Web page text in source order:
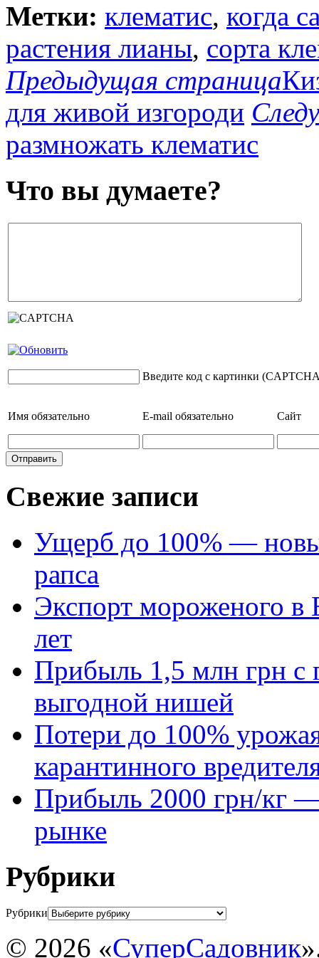
Метки: клематис, когда
растения лианы, сорта
Предыдущая страница
для живой изгороди
размножать клематис
Что вы думаете?
Введите код с картинки
Имя обязательно E-mail обязательно Сайт
Свежие записи
Ущерб до 100% —
рапса
Экспорт мороженого в
лет
Прибыль 1,5 млн грн с
выгодной нишей
Потери до 100%
карантинного
Прибыль 2000 грн/кг —
рынке
Рубрики
Рубрики
© 2026 «СуперСадовник